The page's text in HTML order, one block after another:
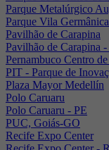
Parque Metalúrgico
Parque Vila Germânica
Pavilhão de Carapina
Pavilhão de Carapina -
Pernambuco Centro
PIT - Parque de
Plaza Mayor Medellín
Polo Caruaru
Polo Caruaru - PE
PUC, Goiás-GO
Recife Expo Center